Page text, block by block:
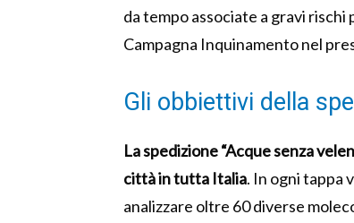
da tempo associate a gravi rischi
Campagna Inquinamento nel
Gli obbiettivi della
La spedizione “Acque senza
città in tutta Italia. In ogni tappa
analizzare oltre 60 diverse